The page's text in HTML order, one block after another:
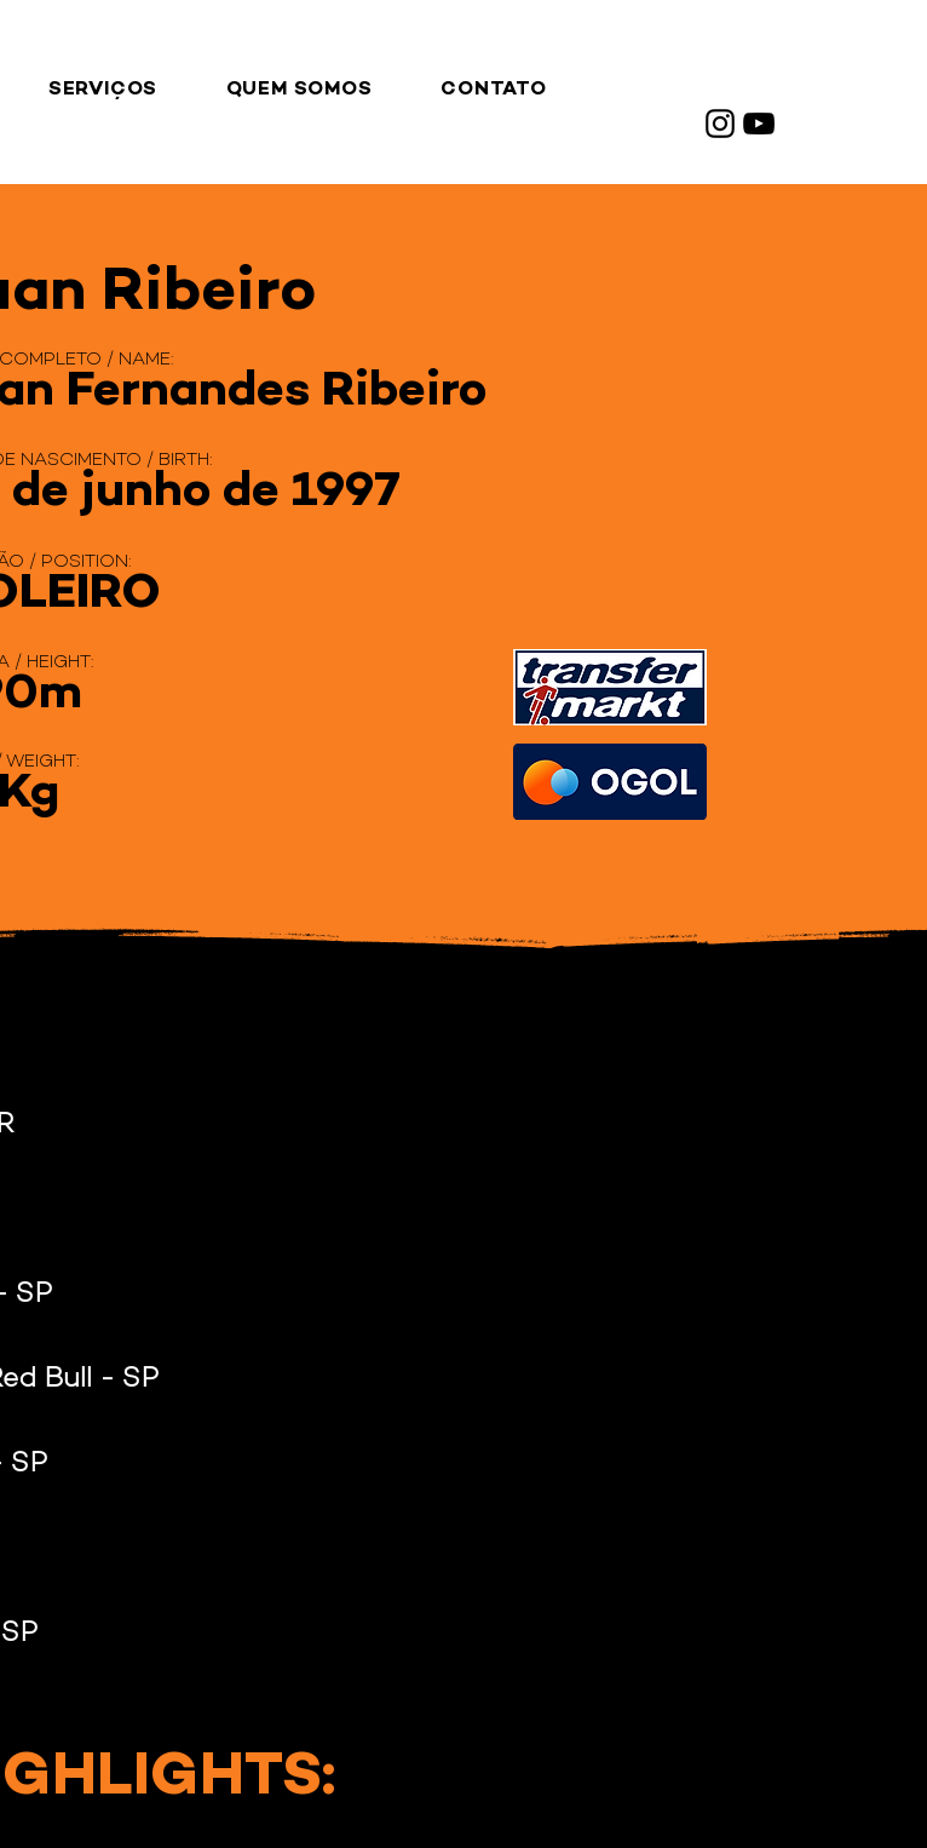
SERVIÇOS QUEM SOMOS CONTATO
Ribeiro
/ NAME:
Fernandes Ribeiro
NASCIMENTO / BIRTH:
junho de 1997
/ POSITION:
/ HEIGHT:
SP
Bull - SP
SP